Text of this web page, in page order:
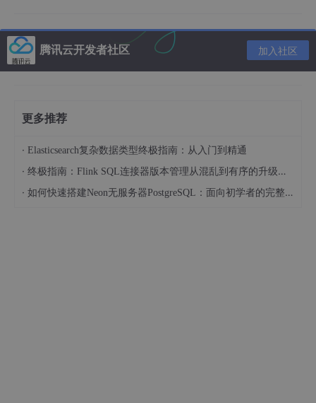
腾讯云开发者社区 加入社区
更多推荐
· Elasticsearch复杂数据类型终极指南：从入门到精通
· 终极指南：Flink SQL连接器版本管理从混乱到有序的升级之路
· 如何快速搭建Neon无服务器PostgreSQL：面向初学者的完整指南